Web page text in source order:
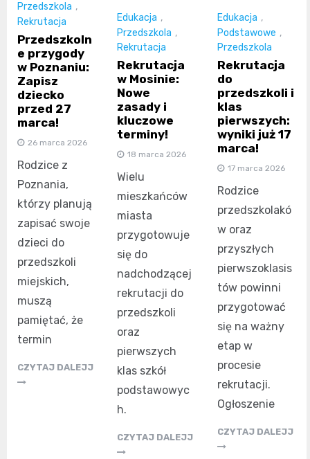
Przedszkola ,
Rekrutacja
Przedszkoln
e przygody
w Poznaniu:
Zapisz
dziecko
przed 27
marca!
26 marca 2026
Rodzice z
Poznania,
którzy planują
zapisać swoje
dzieci do
przedszkoli
miejskich,
muszą
pamiętać, że
termin
CZYTAJ DALEJJ
Edukacja ,
Przedszkola ,
Rekrutacja
Rekrutacja
w Mosinie:
Nowe
zasady i
kluczowe
terminy!
18 marca 2026
Wielu
mieszkańców
miasta
przygotowuje
się do
nadchodzącej
rekrutacji do
przedszkoli
oraz
pierwszych
klas szkół
podstawowyc
h.
CZYTAJ DALEJJ
Edukacja ,
Podstawowe ,
Przedszkola
Rekrutacja
do
przedszkoli i
klas
pierwszych:
wyniki już 17
marca!
17 marca 2026
Rodzice
przedszkolakó
w oraz
przyszłych
pierwszoklasis
tów powinni
przygotować
się na ważny
etap w
procesie
rekrutacji.
Ogłoszenie
CZYTAJ DALEJJ